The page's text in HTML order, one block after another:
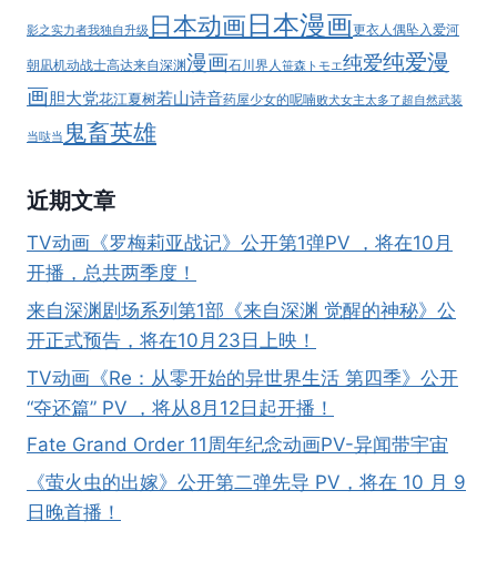
影之实力者我独自升级 日本动画日本漫画更衣人偶坠入爱河
朝凪机动战士高达来自深渊漫画石川界人笹森トモエ纯爱纯爱漫
画胆大党花江夏树若山诗音药屋少女的呢喃败犬女主太多了超自然武装
当哒当 鬼畜英雄
近期文章
TV动画《罗梅莉亚战记》公开第1弹PV ，将在10月
开播，总共两季度！
来自深渊剧场系列第1部《来自深渊 觉醒的神秘》公
开正式预告，将在10月23日上映！
TV动画《Re：从零开始的异世界生活 第四季》公开
“夺还篇” PV ，将从8月12日起开播！
Fate Grand Order 11周年纪念动画PV-异闻带宇宙
《萤火虫的出嫁》公开第二弹先导 PV，将在 10 月 9
日晚首播！